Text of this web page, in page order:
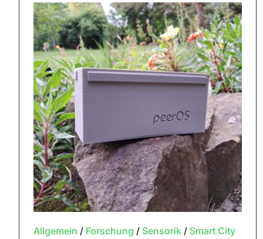
Allgemein / Forschung / Sensorik/ Smart City